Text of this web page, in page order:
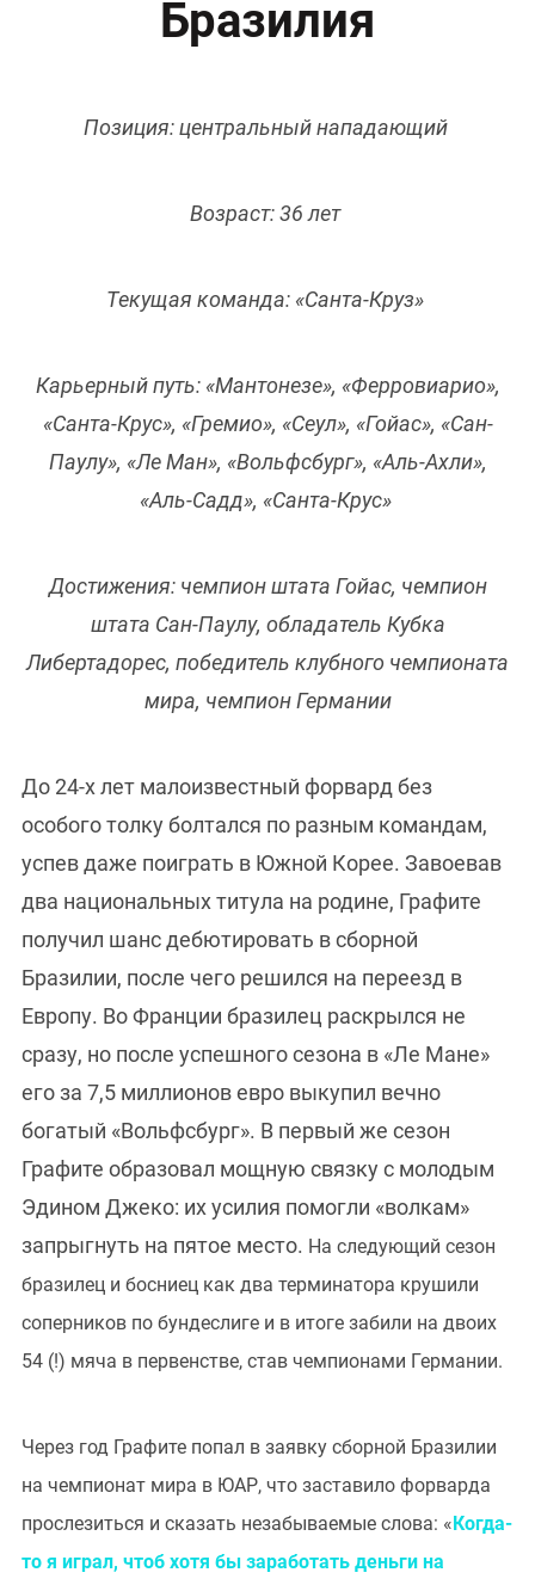
Бразилия
Позиция: центральный нападающий
Возраст: 36 лет
Текущая команда: «Санта-Круз»
Карьерный путь: «Мантонезе», «Ферровиарио»,
«Санта-Крус», «Гремио», «Сеул», «Гойас», «Сан-
Паулу», «Ле Ман», «Вольфсбург», «Аль-Ахли»,
«Аль-Садд», «Санта-Крус»
Достижения: чемпион штата Гойас, чемпион
штата Сан-Паулу, обладатель Кубка
Либертадорес, победитель клубного чемпионата
мира, чемпион Германии
До 24-х лет малоизвестный форвард без
особого толку болтался по разным командам,
успев даже поиграть в Южной Корее. Завоевав
два национальных титула на родине, Графите
получил шанс дебютировать в сборной
Бразилии, после чего решился на переезд в
Европу. Во Франции бразилец раскрылся не
сразу, но после успешного сезона в «Ле Мане»
его за 7,5 миллионов евро выкупил вечно
богатый «Вольфсбург». В первый же сезон
Графите образовал мощную связку с молодым
Эдином Джеко: их усилия помогли «волкам»
запрыгнуть на пятое место. На следующий сезон
бразилец и босниец как два терминатора крушили
соперников по бундеслиге и в итоге забили на двоих
54 (!) мяча в первенстве, став чемпионами Германии.
Через год Графите попал в заявку сборной Бразилии
на чемпионат мира в ЮАР, что заставило форварда
прослезиться и сказать незабываемые слова: « Когда-
то я играл, чтоб хотя бы заработать деньги на